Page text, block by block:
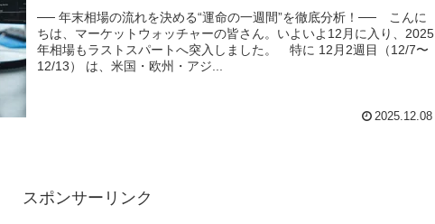
── 年末相場の流れを決める“運命の一週間”を徹底分析！── こんに
ちは、マーケットウォッチャーの皆さん。いよいよ12月に入り、2025
年相場もラストスパートへ突入しました。 特に 12月2週目（12/7〜
12/13） は、米国・欧州・アジ...
2025.12.08
スポンサーリンク